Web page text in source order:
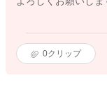
0クリップ